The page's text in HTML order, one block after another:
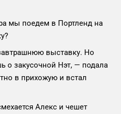
мы поедем в Портленд на
выставку. Но
о закусочной Нэт, — подала
в прихожую и встал
Алекс и чешет